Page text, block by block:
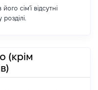
сім'ї відсутні
(крім